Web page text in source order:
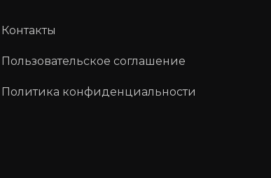
Контакты
Пользовательское соглашение
Политика конфиденциальности